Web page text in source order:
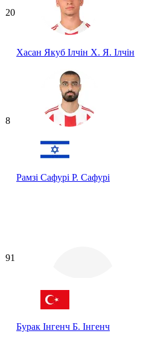
20
Хасан Якуб Ілчін Х. Я. Ілчін
8
Рамзі Сафурі Р. Сафурі
91
Бурак Інгенч Б. Інгенч